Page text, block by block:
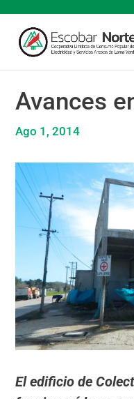
Avances
Ago 1, 2014
El edificio de